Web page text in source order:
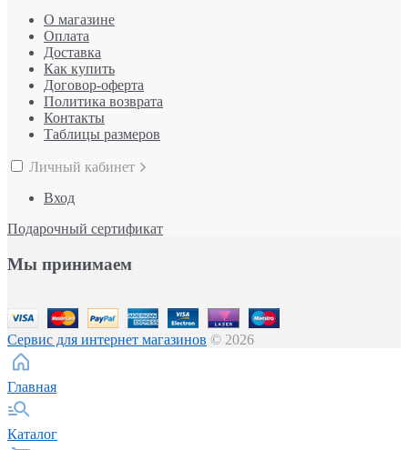
О магазине
Оплата
Доставка
Как купить
Договор-оферта
Политика возврата
Контакты
Таблицы размеров
Личный кабинет
Вход
Подарочный сертификат
Мы принимаем
Сервис для интернет магазинов © 2026
Главная
Каталог